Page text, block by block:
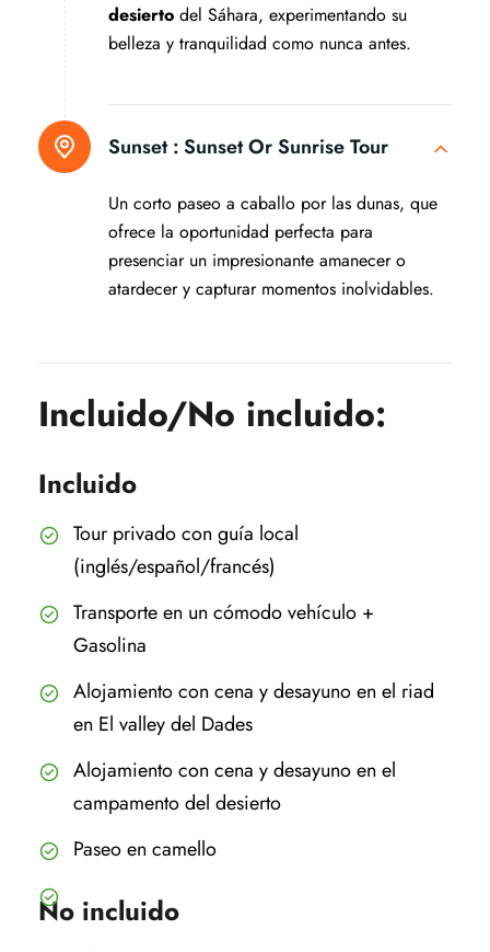
desierto del Sáhara, experimentando su
belleza y tranquilidad como nunca antes.
Sunset :Sunset Or Sunrise Tour
Un corto paseo a caballo por las dunas, que
ofrece la oportunidad perfecta para
presenciar un impresionante amanecer o
atardecer y capturar momentos inolvidables.
Incluido/No incluido:
Incluido
Tour privado con guía local
(inglés/español/francés)
Transporte en un cómodo vehículo +
Gasolina
Alojamiento con cena y desayuno en el riad
en El valley del Dades
Alojamiento con cena y desayuno en el
campamento del desierto
Paseo en camello
No incluido